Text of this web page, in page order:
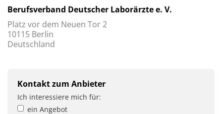
Berufsverband Deutscher Laborärzte e. V.
Platz vor dem Neuen Tor 2
10115 Berlin
Deutschland
Kontakt zum Anbieter
Ich interessiere mich für:
ein Angebot